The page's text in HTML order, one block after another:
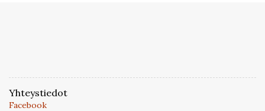
t
Yhteystiedot
Facebook